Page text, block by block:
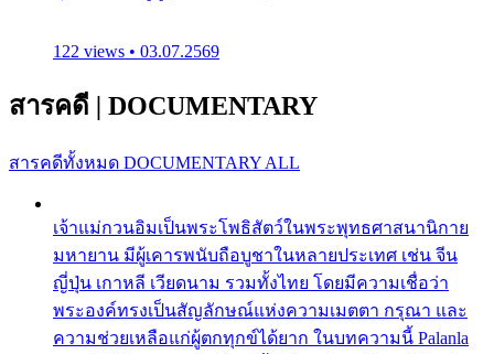
122 views • 03.07.2569
สารคดี | DOCUMENTARY
สารคดีทั้งหมด DOCUMENTARY ALL
เจ้าแม่กวนอิมเป็นพระโพธิสัตว์ในพระพุทธศาสนานิกาย
มหายาน มีผู้เคารพนับถือบูชาในหลายประเทศ เช่น จีน
ญี่ปุ่น เกาหลี เวียดนาม รวมทั้งไทย โดยมีความเชื่อว่า
พระองค์ทรงเป็นสัญลักษณ์แห่งความเมตตา กรุณา และ
ความช่วยเหลือแก่ผู้ตกทุกข์ได้ยาก ในบทความนี้ Palanla